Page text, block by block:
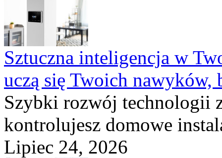
Sztuczna inteligencja w
uczą się Twoich nawyków,
Szybki rozwój technologii
kontrolujesz domowe
Lipiec 24, 2026